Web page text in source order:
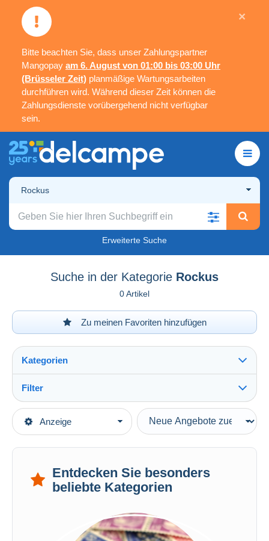
Bitte beachten Sie, dass unser Zahlungspartner
Mangopay am 6. August von 01:00 bis 03:00 Uhr
(Brüsseler Zeit) planmäßige Wartungsarbeiten
durchführen wird. Während dieser Zeit können die
Zahlungsdienste vorübergehend nicht verfügbar
sein.
×
Rockus
Erweiterte Suche
Suche in der Kategorie Rockus
0 Artikel
Zu meinen Favoriten hinzufügen
Anzeige
Kategorien
Hauptkategorien
Comics (auf Deutsch)
Deutschland
Filter
Art der Verkäufe
Laufende Angebote
Auktionen mit Geboten
Auktionen ohne Gebote
Entdecken Sie besonders
beliebte Kategorien